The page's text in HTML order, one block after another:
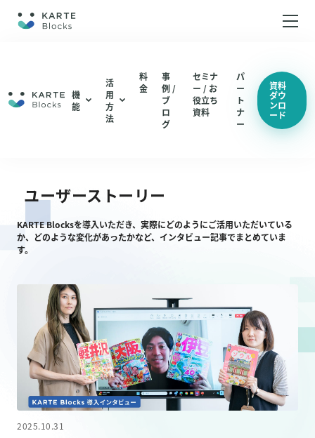
機能
機能一覧
ABテスト（仮説検証 / UIUX改善）
LPO（LP最適化）
料金
事例 / ブログ
機
能
編集・配信
活
用
方
法
ABテスト（仮説検証 / UIUX改善）
総合通販 / EC
アパレル
BtoB SaaS
料
金
事
例 /
ブ
ロ
グ
セミナ
ー / お
役立ち
資料
パ
ー
ト
ナ
ー
資料
ダウ
ンロ
ード
ユーザーストーリー
KARTE Blocksを導入いただき、実際にどのようにご活用いただいている
か、どのような変化があったかなど、インタビュー記事でまとめていま
す。
2025.10.31